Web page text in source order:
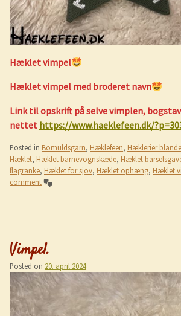
Hæklet vimpel
Hæklet vimpel med broderet navn
Link til opskrift på selve vimplen,
nettet https://www.haeklefeen.dk/
Posted in Bomuldsgarn, Hæklefeen, Hæklerier
Hæklet, Hæklet barnevognskæde, Hæklet
flagranke, Hæklet for sjov, Hæklet ophæng, Hæklet
comment
Vimpel.
Posted on 20. april 2024